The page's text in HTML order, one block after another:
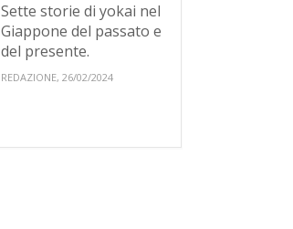
Sette storie di yokai nel
Giappone del passato e
del presente.
REDAZIONE, 26/02/2024